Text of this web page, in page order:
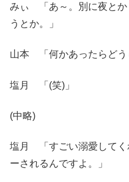
みぃ 「あ～。別に夜とか
うとか。」
山本 「何かあったらどう
塩月 「(笑)」
(中略)
塩月 「すごい溺愛してく
ーされるんですよ。」